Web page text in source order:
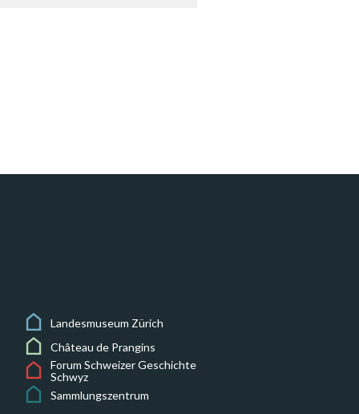
Landesmuseum Zürich
Château de Prangins
Forum Schweizer Geschichte
Schwyz
Sammlungszentrum